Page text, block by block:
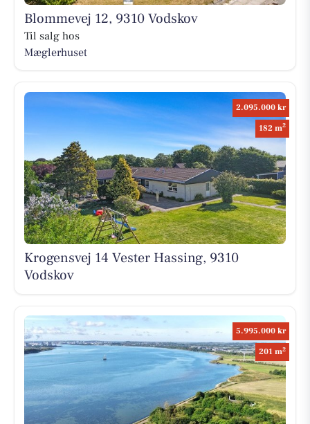
Blommevej 12, 9310 Vodskov
Til salg hos
Mæglerhuset
2.095.000 kr
182 m2
Krogensvej 14 Vester Hassing, 9310
Vodskov
5.995.000 kr
201 m2